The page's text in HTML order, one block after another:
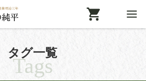
タグ一覧
Tags